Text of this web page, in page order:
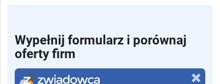
Wypełnij formularz i porównaj
oferty firm